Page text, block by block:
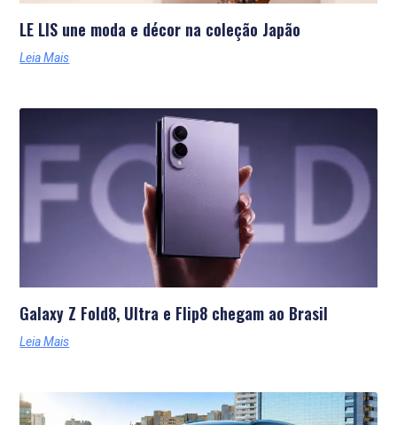
LE LIS une moda e décor na coleção Japão
Leia Mais
Galaxy Z Fold8, Ultra e Flip8 chegam ao Brasil
Leia Mais